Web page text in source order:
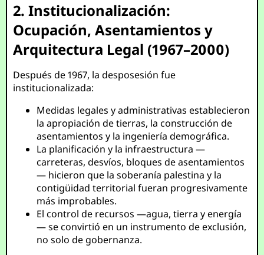
2. Institucionalización:
Ocupación, Asentamientos y
Arquitectura Legal (1967–2000)
Después de 1967, la desposesión fue
institucionalizada:
Medidas legales y administrativas establecieron
la apropiación de tierras, la construcción de
asentamientos y la ingeniería demográfica.
La planificación y la infraestructura —
carreteras, desvíos, bloques de asentamientos
— hicieron que la soberanía palestina y la
contigüidad territorial fueran progresivamente
más improbables.
El control de recursos —agua, tierra y energía
— se convirtió en un instrumento de exclusión,
no solo de gobernanza.